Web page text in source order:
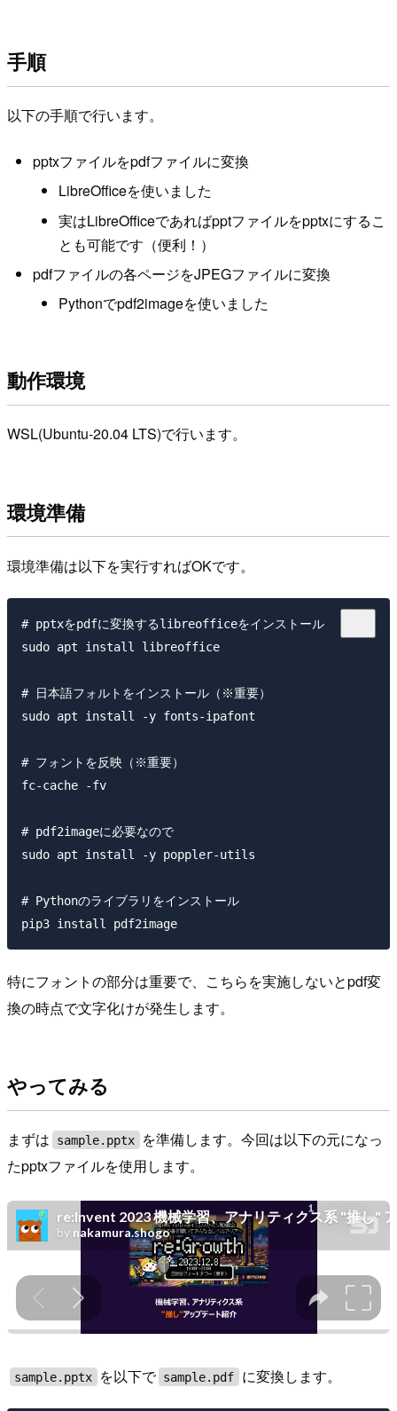
手順
以下の手順で行います。
pptxファイルをpdfファイルに変換
LibreOfficeを使いました
実はLibreOfficeであればpptファイルをpptxにするこ
とも可能です（便利！）
pdfファイルの各ページをJPEGファイルに変換
Pythonでpdf2imageを使いました
動作環境
WSL(Ubuntu-20.04 LTS)で行います。
環境準備
環境準備は以下を実行すればOKです。
# pptxをpdfに変換するlibreofficeをインストール
sudo apt install libreoffice
# 日本語フォルトをインストール（※重要）
sudo apt install -y fonts-ipafont
# フォントを反映（※重要）
fc-cache -fv
# pdf2imageに必要なので
sudo apt install -y poppler-utils
# Pythonのライブラリをインストール
特にフォントの部分は重要で、こちらを実施しないとpdf変
換の時点で文字化けが発生します。
やってみる
まずは sample.pptx
を準備します。今回は以下の元になっ
たpptxファイルを使用します。
sample.pptx を以下で sample.pdf に変換します。